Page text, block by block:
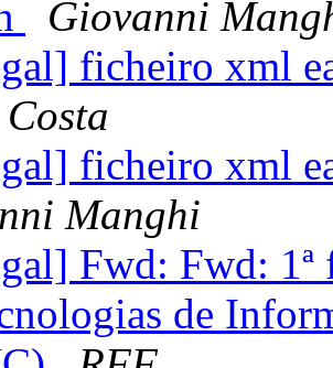
Giovanni
ficheiro xml
ficheiro xml
Manghi
Fwd: Fwd: 1ª
de